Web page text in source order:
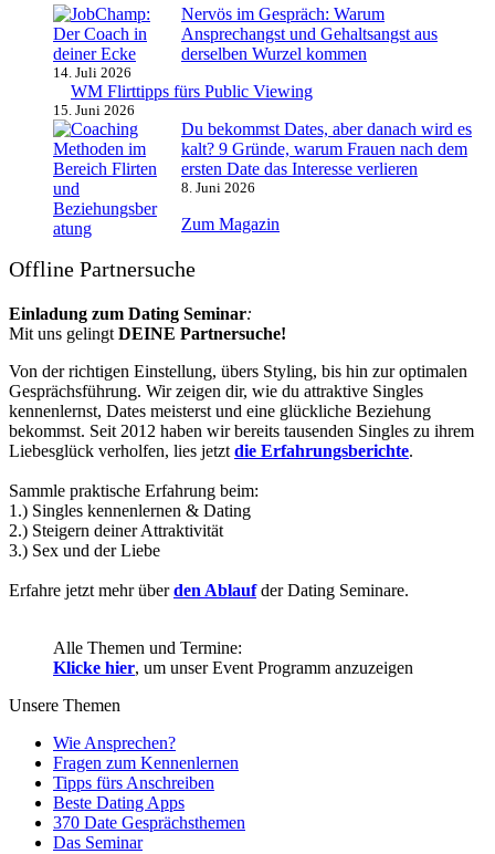
Nervös im Gespräch: Warum
Ansprechangst und Gehaltsangst aus
derselben Wurzel kommen
14. Juli 2026
WM Flirttipps fürs Public Viewing
15. Juni 2026
Du bekommst Dates, aber danach wird es
kalt? 9 Gründe, warum Frauen nach dem
ersten Date das Interesse verlieren
8. Juni 2026
Zum Magazin
Offline Partnersuche
Einladung zum Dating Seminar:
Mit uns gelingt DEINE Partnersuche!
Von der richtigen Einstellung, übers Styling, bis hin zur optimalen
Gesprächsführung. Wir zeigen dir, wie du attraktive Singles
kennenlernst, Dates meisterst und eine glückliche Beziehung
bekommst. Seit 2012 haben wir bereits tausenden Singles zu ihrem
Liebesglück verholfen, lies jetzt die Erfahrungsberichte.
Sammle praktische Erfahrung beim:
1.) Singles kennenlernen & Dating
2.) Steigern deiner Attraktivität
3.) Sex und der Liebe
Erfahre jetzt mehr überden Ablaufder Dating Seminare.
Alle Themen und Termine:
Klicke hier, um unser Event Programm anzuzeigen
Unsere Themen
Wie Ansprechen?
Fragen zum Kennenlernen
Tipps fürs Anschreiben
Beste Dating Apps
370 Date Gesprächsthemen
Das Seminar